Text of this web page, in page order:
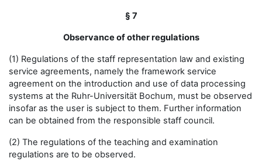
§ 7
Observance of other regulations
(1) Regulations of the staff representation law and existing
service agreements, namely the framework service
agreement on the introduction and use of data processing
systems at the Ruhr-Universität Bochum, must be observed
insofar as the user is subject to them. Further information
can be obtained from the responsible staff council.
(2) The regulations of the teaching and examination
regulations are to be observed.